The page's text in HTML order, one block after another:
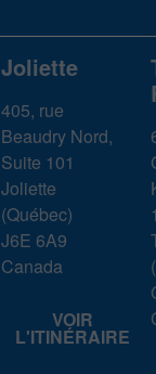
Joliette
405, rue
Beaudry Nord,
Suite 101
Joliette
(Québec)
J6E 6A9
Canada
VOIR
L'ITINÉRAIRE
1
(